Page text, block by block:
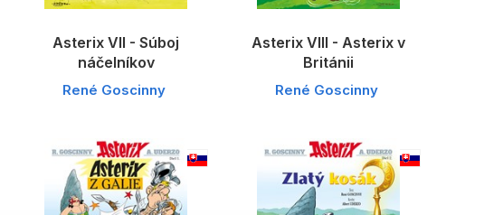
Asterix VII - Súboj
náčelníkov
René Goscinny
Asterix VIII - Asterix v
Británii
René Goscinny